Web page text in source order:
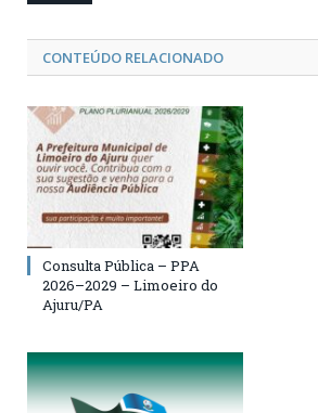
CONTEÚDO RELACIONADO
Consulta Pública – PPA
2026–2029 – Limoeiro do
Ajuru/PA